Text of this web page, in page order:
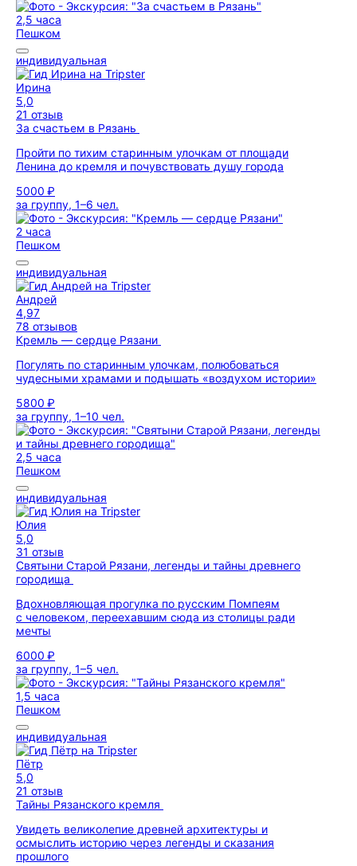
2,5 часа
Пешком
индивидуальная
Ирина
5,0
21 отзыв
За счастьем в Рязань
Пройти по тихим старинным улочкам от площади
Ленина до кремля и почувствовать душу города
5000 ₽
за группу, 1–6 чел.
2 часа
Пешком
индивидуальная
Андрей
4,97
78 отзывов
Кремль — сердце Рязани
Погулять по старинным улочкам, полюбоваться
чудесными храмами и подышать «воздухом истории»
5800 ₽
за группу, 1–10 чел.
2,5 часа
Пешком
индивидуальная
Юлия
5,0
31 отзыв
Святыни Старой Рязани, легенды и тайны древнего
городища
Вдохновляющая прогулка по русским Помпеям
с человеком, переехавшим сюда из столицы ради
мечты
6000 ₽
за группу, 1–5 чел.
1,5 часа
Пешком
индивидуальная
Пётр
5,0
21 отзыв
Тайны Рязанского кремля
Увидеть великолепие древней архитектуры и
осмыслить историю через легенды и сказания
прошлого